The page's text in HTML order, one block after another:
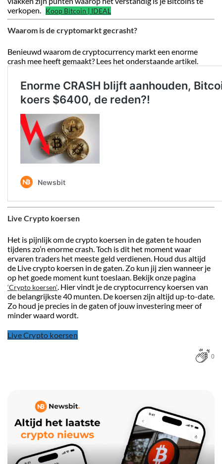
verkopen. Koop Bitcoin | IDEAL
Waarom is de cryptomarkt gecrasht?
Benieuwd waarom de cryptocurrency markt een enorme
crash mee heeft gemaakt? Lees het onderstaande artikel.
Live Crypto koersen
Het is pijnlijk om de crypto koersen in de gaten te houden
tijdens zo’n enorme crash. Toch is dit het moment waar
ervaren traders het meeste geld verdienen. Houd dus altijd
de Live crypto koersen in de gaten. Zo kun jij zien wanneer je
op het goede moment kunt toeslaan. Bekijk onze pagina
‘Crypto koersen’. Hier vindt je de cryptocurrency koersen van
de belangrijkste 40 munten. De koersen zijn altijd up-to-date.
Zo houd je precies in de gaten of jouw investering meer of
minder waard wordt.
Live Crypto koersen
0